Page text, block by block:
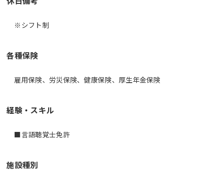
※シフト制
各種保険
雇用保険、労災保険、健康保険、厚生年金保険
経験・スキル
■言語聴覚士免許
施設種別